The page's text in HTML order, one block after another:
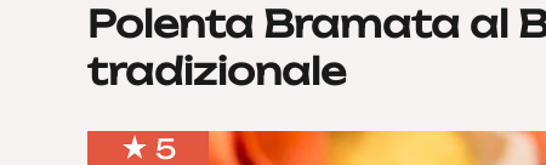
Polenta Bramata al
tradizionale
5